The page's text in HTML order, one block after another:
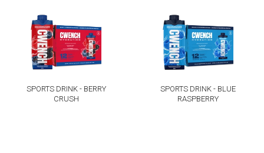
SPORTS DRINK - BERRY
CRUSH
SPORTS DRINK - BLUE
RASPBERRY